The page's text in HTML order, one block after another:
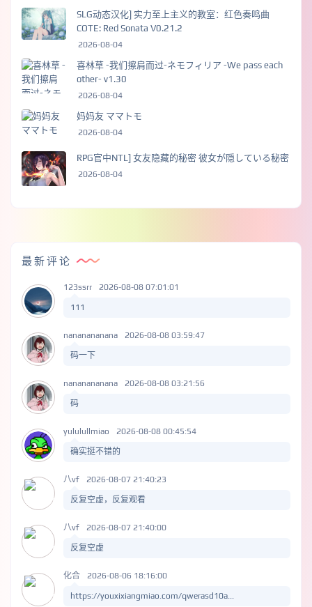
SLG动态汉化] 实力至上主义的教室：红色奏鸣曲
COTE: Red Sonata V0.21.2
2026-08-04
喜林草 -我们擦肩而过-ネモフィリア -We pass each
other- v1.30
2026-08-04
妈妈友 ママトモ
2026-08-04
RPG官中NTL] 女友隐藏的秘密 彼女が隠している秘密
2026-08-04
最新评论
123ssrr 2026-08-08 07:01:01
111
nananananana 2026-08-08 03:59:47
码一下
nananananana 2026-08-08 03:21:56
码
yululullmiao 2026-08-08 00:45:54
确实挺不错的
八vf 2026-08-07 21:40:23
反复空虚，反复观看
八vf 2026-08-07 21:40:00
反复空虚
化合 2026-08-06 18:16:00
https://youxixiangmiao.com/qwerasd10a...